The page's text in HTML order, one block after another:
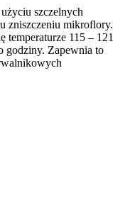
szczelnych
zniszczeniu mikroflory.
temperaturze 115 – 121
godziny. Zapewnia to